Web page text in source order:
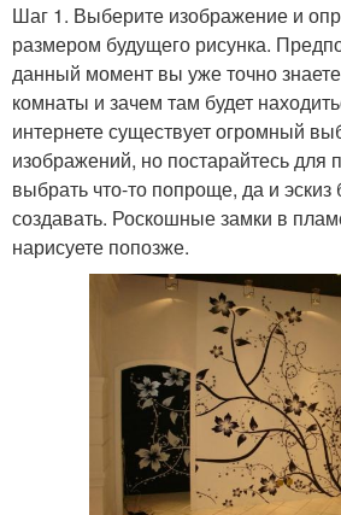
Шаг 1. Выберите изображение и
размером будущего рисунка.
данный момент вы уже точно
комнаты и зачем там будет
интернете существует огромный
изображений, но постарайтесь для
выбрать что-то попроще, да и эскиз
создавать. Роскошные замки в
нарисуете попозже.